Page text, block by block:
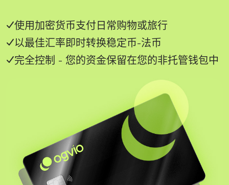
使用加密货币支付日常购物或旅行
以最佳汇率即时转换稳定币-法币
完全控制 - 您的资金保留在您的非托管钱包中